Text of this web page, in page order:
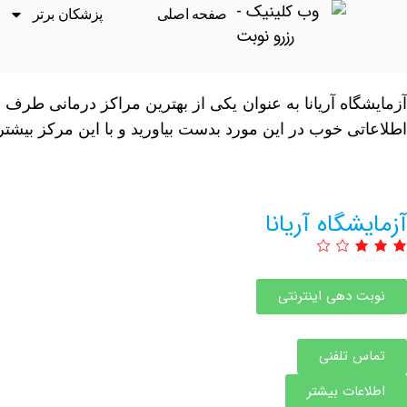
صفحه اصلی پزشکان برتر
اطلاعاتی خوب در این مورد بدست بیاورید و با این مرکز
آزمایشگاه آریانا
نوبت دهی اینترنتی
تماس تلفنی
اطلاعات بیشتر